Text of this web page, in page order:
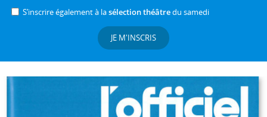
S’inscrire également à lasélection théâtredu samedi
JE M'INSCRIS